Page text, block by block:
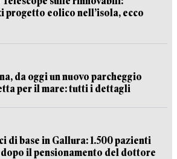
progetto eolico nell’isola, ecco
da oggi un nuovo parcheggio
per il mare: tutti i dettagli
di base in Gallura: 1.500 pazienti
dopo il pensionamento del dottore